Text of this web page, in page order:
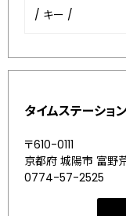
/ キー /
タイムステーショ
〒610-0111
京都府 城陽市 富野
0774-57-2525